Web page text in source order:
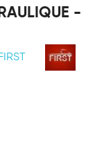
-
FIRST